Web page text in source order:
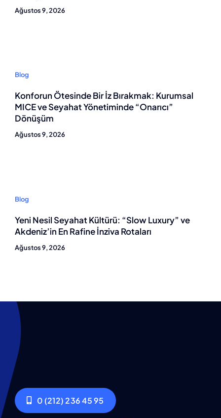
Ağustos 9, 2026
Blog
Konforun Ötesinde Bir İz Bırakmak: Kurumsal
MICE ve Seyahat Yönetiminde “Onarıcı”
Dönüşüm
Ağustos 9, 2026
Blog
Yeni Nesil Seyahat Kültürü: “Slow Luxury” ve
Akdeniz’in En Rafine İnziva Rotaları
Ağustos 9, 2026
0 (212) 236 45 95